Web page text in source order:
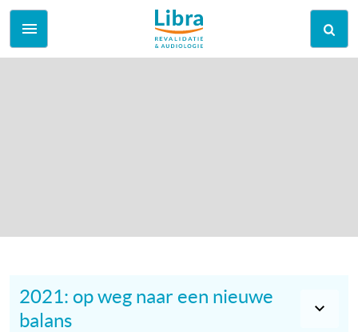
2021: op weg naar een nieuwe
balans